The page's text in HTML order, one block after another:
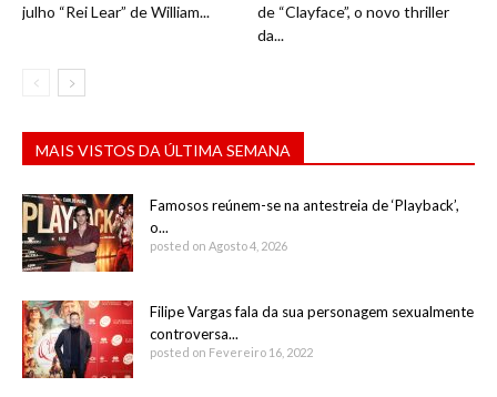
julho “Rei Lear” de William...
de “Clayface”, o novo thriller
da...
MAIS VISTOS DA ÚLTIMA SEMANA
Famosos reúnem-se na antestreia de ‘Playback’,
o...
posted on Agosto 4, 2026
Filipe Vargas fala da sua personagem sexualmente
controversa...
posted on Fevereiro 16, 2022